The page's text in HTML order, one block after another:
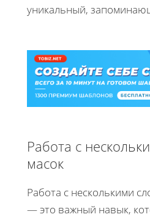
уникальный,
Работа с
масок
Работа с несколькими
— это важный навык,